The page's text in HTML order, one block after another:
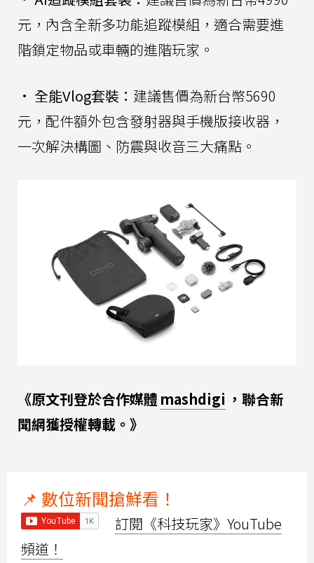
元，內含全新多功能追蹤模組，適合需要進
階鎖定物品或車輛的進階玩家。
• 全能Vlog套裝： 建議售價為新台幣5690
元，配件額外包含發射器與手機版接收器，
一次解決構圖、防震與收音三大痛點。
《原文刊登於合作媒體 mashdigi ，聯合新
聞網獲授權轉載。》
📌 數位新聞搶鮮看！
訂閱《科技玩家》YouTube
頻道！